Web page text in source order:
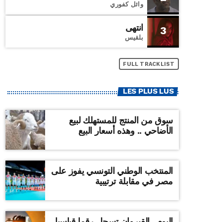
وائل كفوري
3 انتهى
بلقيس
FULL TRACKLIST
LES PLUS LUS
سوق من المنتج للمستهلك لبيع
الأضاحي .. وهذه أسعار البيع
المنتخب الوطني التونسي يفوز على
مصر في مقابلة ترتيبية